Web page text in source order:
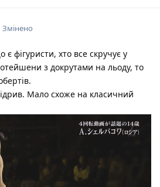
Змінено
фігуристи, хто все скручує у
з докрутами на льоду, то
Мало схоже на класичний